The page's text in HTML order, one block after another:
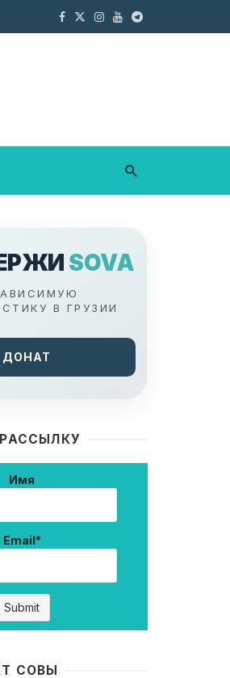
SOVA
В ГРУЗИИ
ДОНАТ
Имя
Email*
СОВЫ